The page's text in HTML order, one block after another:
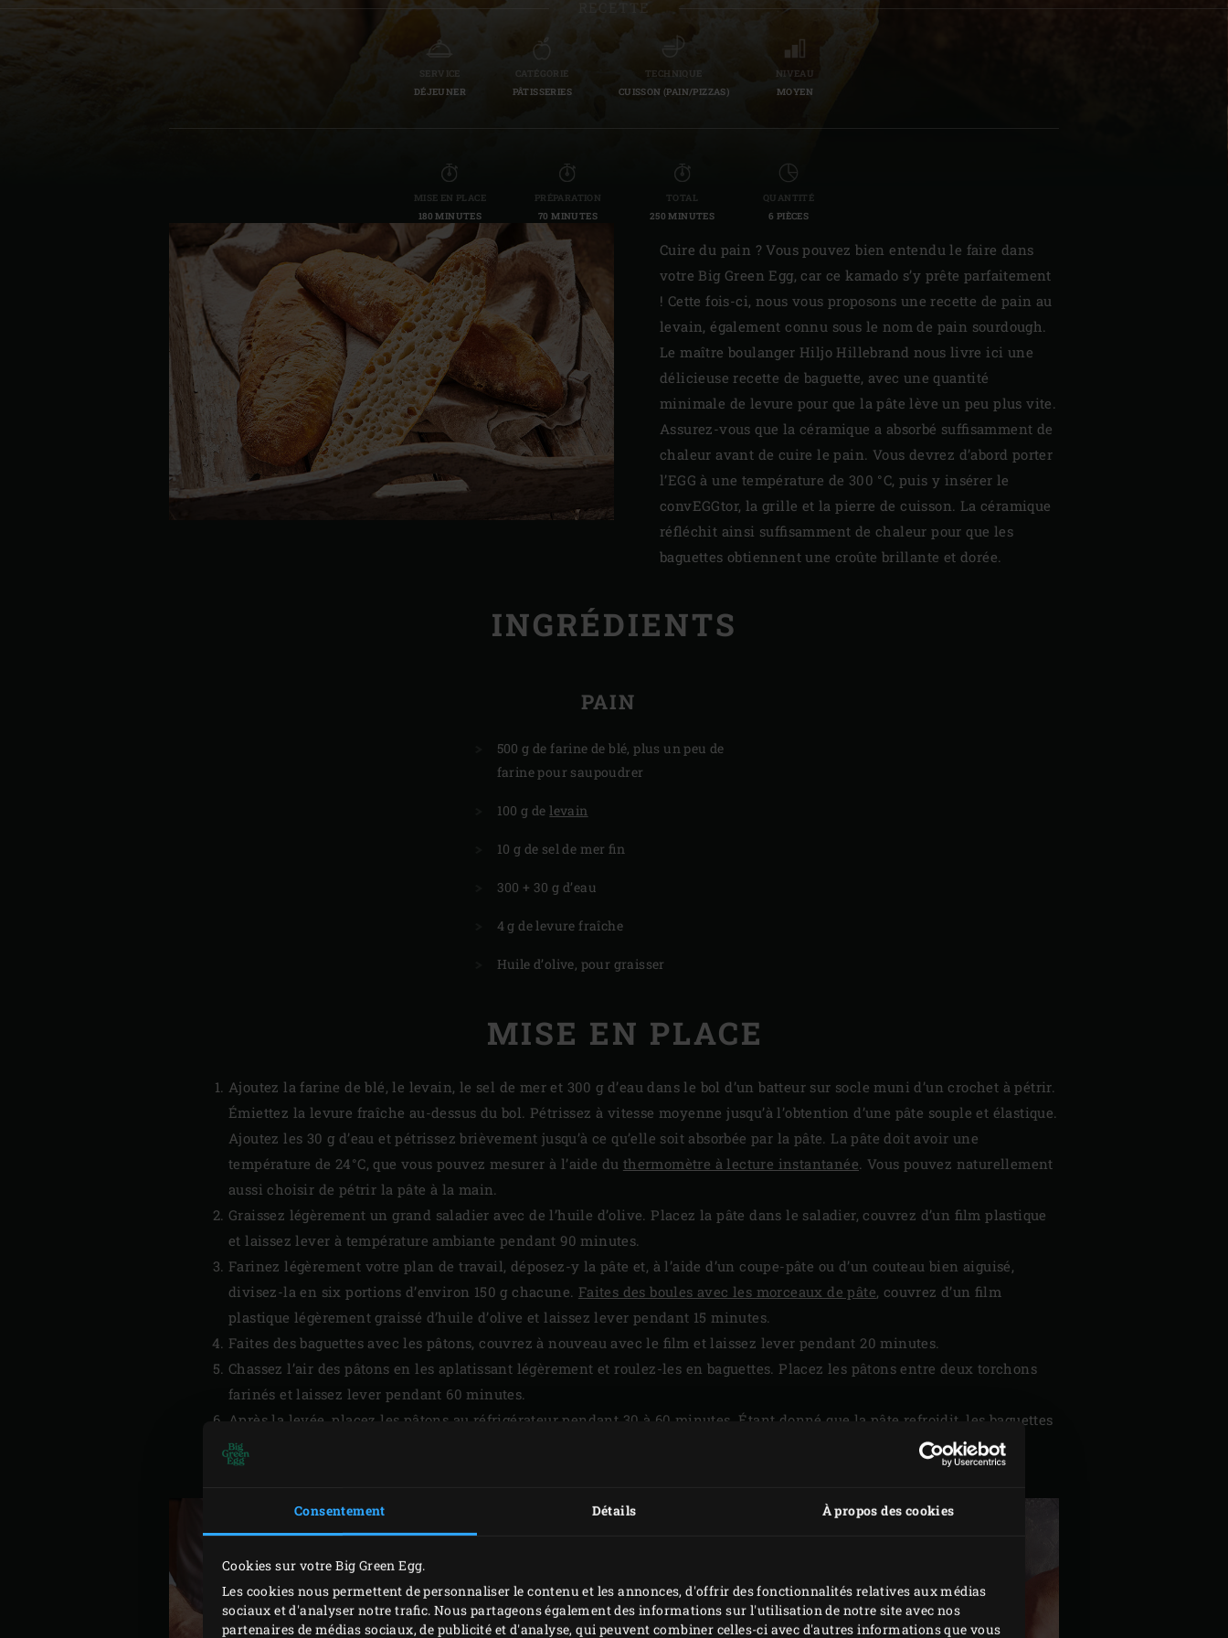
Consentement Détails À propos des cookies
Cookies sur votre Big Green Egg.
Les cookies nous permettent de personnaliser le contenu et les annonces, d'offrir des fonctionnalités relatives aux médias
sociaux et d'analyser notre trafic. Nous partageons également des informations sur l'utilisation de notre site avec nos
partenaires de médias sociaux, de publicité et d'analyse, qui peuvent combiner celles-ci avec d'autres informations que vous
Greece | Ελλάδα
Hungary | Magyarország
Spain | España
Switzerland | Schweiz
Turkey | Türkiye
RECETTE
SERVICE
DÉJEUNER
CATÉGORIE
PÂTISSERIES
TECHNIQUE
CUISSON (PAIN/PIZZAS)
NIVEAU
MOYEN
MISE EN PLACE
180 MINUTES
PRÉPARATION
70 MINUTES
TOTAL
250 MINUTES
QUANTITÉ
6 PIÈCES
Cuire du pain ? Vous pouvez bien entendu le faire dans
votre Big Green Egg, car ce kamado s’y prête parfaitement
! Cette fois-ci, nous vous proposons une recette de pain au
levain, également connu sous le nom de pain sourdough.
Le maître boulanger Hiljo Hillebrand nous livre ici une
délicieuse recette de baguette, avec une quantité
minimale de levure pour que la pâte lève un peu plus vite.
Assurez-vous que la céramique a absorbé suffisamment de
chaleur avant de cuire le pain. Vous devrez d’abord porter
l’EGG à une température de 300 °C, puis y insérer le
convEGGtor, la grille et la pierre de cuisson. La céramique
réfléchit ainsi suffisamment de chaleur pour que les
baguettes obtiennent une croûte brillante et dorée.
INGRÉDIENTS
PAIN
500 g de farine de blé, plus un peu de
farine pour saupoudrer
100 g de levain
10 g de sel de mer fin
300 + 30 g d’eau
4 g de levure fraîche
Huile d’olive, pour graisser
MISE EN PLACE
Ajoutez la farine de blé, le levain, le sel de mer et 300 g d’eau dans le bol d’un batteur sur socle muni d’un crochet à pétrir.
Émiettez la levure fraîche au-dessus du bol. Pétrissez à vitesse moyenne jusqu’à l’obtention d’une pâte souple et élastique.
Ajoutez les 30 g d’eau et pétrissez brièvement jusqu’à ce qu’elle soit absorbée par la pâte. La pâte doit avoir une
température de 24°C, que vous pouvez mesurer à l’aide du thermomètre à lecture instantanée. Vous pouvez naturellement
aussi choisir de pétrir la pâte à la main.
Graissez légèrement un grand saladier avec de l’huile d’olive. Placez la pâte dans le saladier, couvrez d’un film plastique
et laissez lever à température ambiante pendant 90 minutes.
Farinez légèrement votre plan de travail, déposez-y la pâte et, à l’aide d’un coupe-pâte ou d’un couteau bien aiguisé,
divisez-la en six portions d’environ 150 g chacune. Faites des boules avec les morceaux de pâte, couvrez d’un film
plastique légèrement graissé d’huile d’olive et laissez lever pendant 15 minutes.
Faites des baguettes avec les pâtons, couvrez à nouveau avec le film et laissez lever pendant 20 minutes.
Chassez l’air des pâtons en les aplatissant légèrement et roulez-les en baguettes. Placez les pâtons entre deux torchons
farinés et laissez lever pendant 60 minutes.
Après la levée, placez les pâtons au réfrigérateur pendant 30 à 60 minutes. Étant donné que la pâte refroidit, les baguettes
cuisent mieux. Les trois premières baguettes peuvent déjà être enfournées au bout d’une demi-heure. Les trois autres
baguettes sont cuites plus tard.